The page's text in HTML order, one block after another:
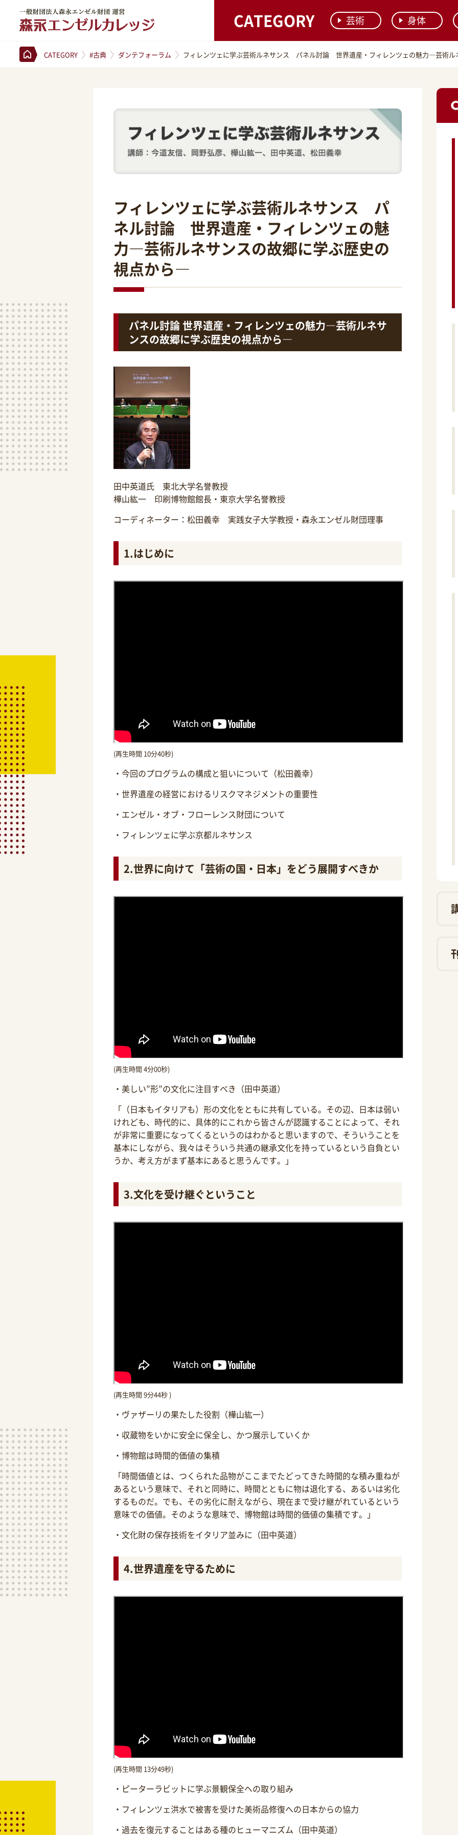
CATEGORY 芸術 身体
CATEGORY #古典 ダンテフォーラム フィレンツェに学ぶ芸術ルネサンス パネル討論 世界遺産・フィレンツェの魅力―芸術
フィレンツェに学ぶ芸術ルネサンス パ
ネル討論 世界遺産・フィレンツェの魅
力―芸術ルネサンスの故郷に学ぶ歴史の
視点から―
パネル討論 世界遺産・フィレンツェの魅力―芸術ルネサ
ンスの故郷に学ぶ歴史の視点から―
田中英道氏 東北大学名誉教授
樺山紘一 印刷博物館館長・東京大学名誉教授
コーディネーター：松田義幸 実践女子大学教授・森永エンゼル財団理事
1.はじめに
(再生時間 10分40秒)
・今回のプログラムの構成と狙いについて（松田義幸）
・世界遺産の経営におけるリスクマネジメントの重要性
・エンゼル・オブ・フローレンス財団について
・フィレンツェに学ぶ京都ルネサンス
2.世界に向けて「芸術の国・日本」をどう展開すべきか
(再生時間 4分00秒)
・美しい”形”の文化に注目すべき（田中英道）
「（日本もイタリアも）形の文化をともに共有している。その辺、日本は弱い
けれども、時代的に、具体的にこれから皆さんが認識することによって、それ
が非常に重要になってくるというのはわかると思いますので、そういうことを
基本にしながら、我々はそういう共通の継承文化を持っているという自負とい
うか、考え方がまず基本にあると思うんです。」
3.文化を受け継ぐということ
(再生時間 9分44秒 )
・ヴァザーリの果たした役割（樺山紘一）
・収蔵物をいかに安全に保全し、かつ展示していくか
・博物館は時間的価値の集積
「時間価値とは、つくられた品物がここまでたどってきた時間的な積み重ねが
あるという意味で、それと同時に、時間とともに物は退化する、あるいは劣化
するものだ。でも、その劣化に耐えながら、現在まで受け継がれているという
意味での価値。そのような意味で、博物館は時間的価値の集積です。」
・文化財の保存技術をイタリア並みに（田中英道）
4.世界遺産を守るために
(再生時間 13分49秒)
・ピーターラビットに学ぶ景観保全への取り組み
・フィレンツェ洪水で被害を受けた美術品修復への日本からの協力
・過去を復元することはある種のヒューマニズム（田中英道）